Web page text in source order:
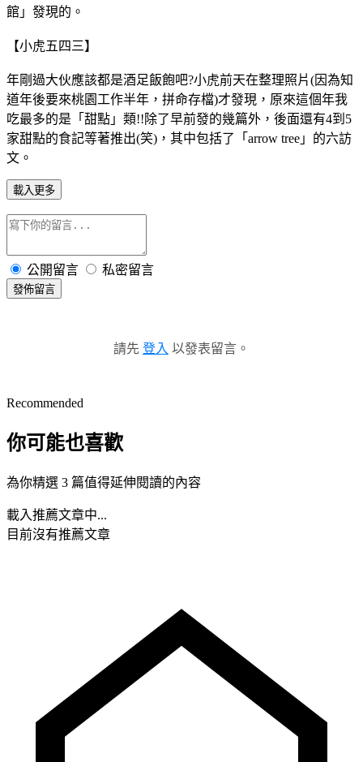
館」發現的。
【小虎五四三】
年剛過大伙應該都是酒足飯飽吧?小虎前天在整理照片(因為知
道年後要來桃園工作半年，拼命存檔)才發現，原來這個年我
吃最多的是「甜點」類!!除了早前發的幾篇外，後面還有4到5
家甜點的食記等著推出(笑)，其中包括了「arrow tree」的六訪
文。
載入更多
公開留言 私密留言
發佈留言
請先 登入 以發表留言。
Recommended
你可能也喜歡
為你精選 3 篇值得延伸閱讀的內容
載入推薦文章中...
目前沒有推薦文章